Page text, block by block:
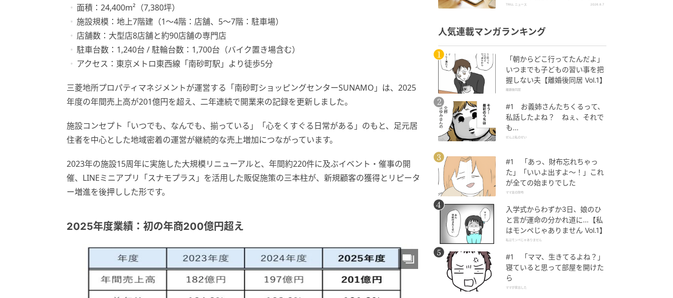
面積：24,400m²（7,380坪）
施設規模：地上7階建（1〜4階：店舗、5〜7階：駐車場）
店舗数：大型店8店舗と約90店舗の専門店
駐車台数：1,240台 / 駐輪台数：1,700台（バイク置き場含む）
アクセス：東京メトロ東西線「南砂町駅」より徒歩5分
三菱地所プロパティマネジメントが運営する「南砂町ショッピングセンターSUNAMO」は、2025
年度の年間売上高が201億円を超え、二年連続で開業来の記録を更新しました。
施設コンセプト「いつでも、なんでも、揃っている」「心をくすぐる日常がある」のもと、足元居
住者を中心とした地域密着の運営が継続的な売上増加につながっています。
2023年の施設15周年に実施した大規模リニューアルと、年間約220件に及ぶイベント・催事の開
催、LINEミニアプリ「スナモプラス」を活用した販促施策の三本柱が、新規顧客の獲得とリピータ
ー増進を後押しした形です。
2025年度業績：初の年商200億円超え
ました」「どんどん貯められそ
TRILL ニュース 2026.8.7
人気連載マンガランキング
「朝からどこ行ってたんだよ」
いつまでも子どもの習い事を把
握しない夫【離婚後同居 Vol.1】
離婚後同居
#1 お義姉さんたちくるって、
私話したよね？ ねぇ、それで
も…
ぜんぶ私のせい
#1 「あっ、財布忘れちゃっ
た」「いいよ出すよ〜！」これ
が全ての始まりでした
ママ友の財布
入学式からわずか3日、娘のひ
と言が運命の分かれ道に…【私
はモンペじゃありません Vol.1】
私はモンペじゃありません
#1 「ママ、生きてるよね？」
寝ていると思って部屋を開けた
ら
ママが家出した